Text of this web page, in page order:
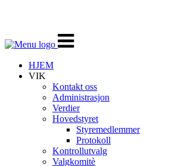
Veksle
navigasjon
HJEM
VIK
Kontakt oss
Administrasjon
Verdier
Hovedstyret
Styremedlemmer
Protokoll
Kontrollutvalg
Valgkomitè